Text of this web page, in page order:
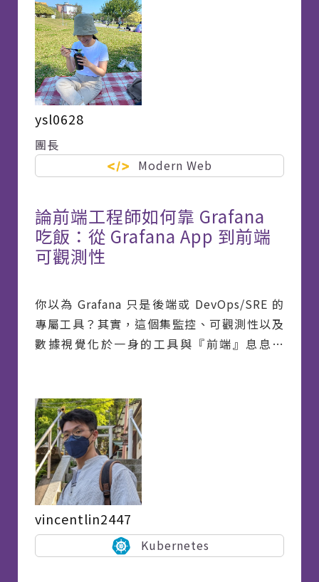
ysl0628
團長
Modern Web
論前端工程師如何靠 Grafana
吃飯：從 Grafana App 到前端
可觀測性
你以為 Grafana 只是後端或 DevOps/SRE 的
專屬工具？其實，這個集監控、可觀測性以及
數據視覺化於一身的工具與『前端』息息相
控。在本系列文章中，我將深入介紹如何利用
Grafana Scenes 打造高度客製的 Grafana
App，並結合 Grafana Faro 進行前端效能監
控，打破你對 Grafana 的既有認知，讓我們一
起探索 Grafana 在前端世界中的無限可能！
vincentlin2447
Kubernetes